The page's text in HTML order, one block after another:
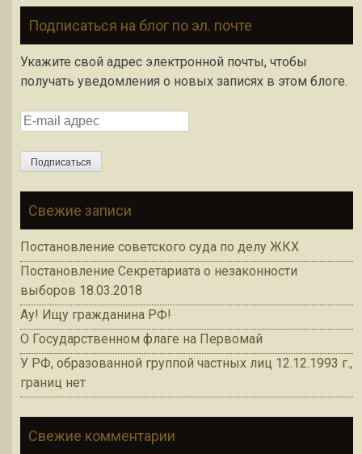
Подписаться на блог по эл. почте
Укажите свой адрес электронной почты, чтобы
получать уведомления о новых записях в этом блоге.
E-mail адрес
Подписаться
Свежие записи
Постановление советского суда по делу ЖКХ
Постановление Секретариата о незаконности
выборов 18.03.2018
Ау! Ищу гражданина РФ!
О Государственном флаге на Первомай
У РФ, образованной группой частных лиц 12.12.1993 г.,
границ нет
Свежие комментарии